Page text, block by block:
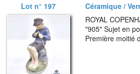
Lot n° 197 Céramique /
ROYAL
"905" Sujet en
Première moitié